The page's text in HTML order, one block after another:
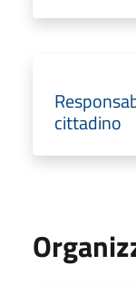
cittadino